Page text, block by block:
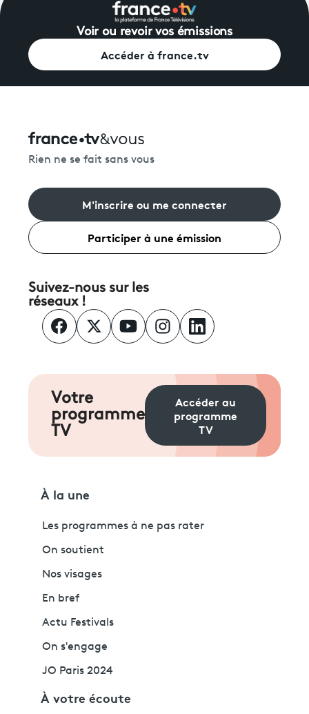
Voir ou revoir vos émissions
Accéder à france.tv
Rien ne se fait sans vous
M'inscrire ou me connecter
Participer à une émission
Suivez-nous sur les
réseaux !
Votre
programme
TV
Accéder au
programme
TV
À la une
Les programmes à ne pas rater
On soutient
Nos visages
En bref
Actu Festivals
On s'engage
JO Paris 2024
À votre écoute